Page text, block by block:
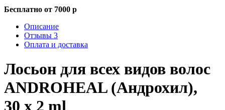
Бесплатно от 7000 р
Описание
Отзывы 3
Оплата и доставка
Лосьон для всех видов волос
ANDROHEAL (Андрохил),
30 x 2 ml